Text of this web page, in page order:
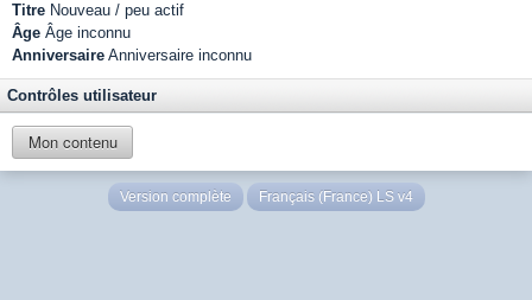
Titre Nouveau / peu actif
Âge Âge inconnu
Anniversaire Anniversaire inconnu
Contrôles utilisateur
Mon contenu
Version complète Français (France) LS v4